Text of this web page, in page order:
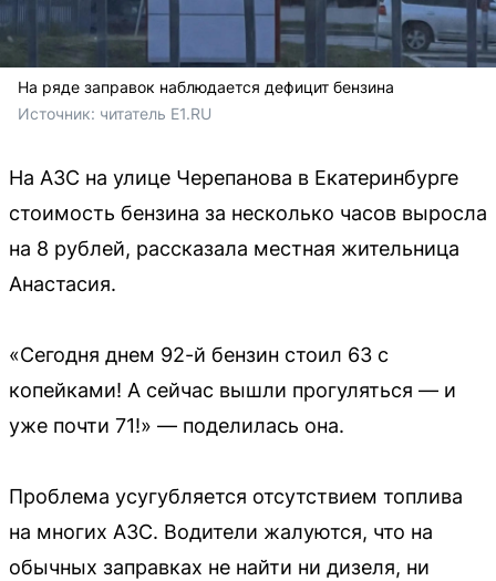
На ряде заправок наблюдается дефицит бензина
Источник: читатель E1.RU
На АЗС на улице Черепанова в Екатеринбурге
стоимость бензина за несколько часов выросла
на 8 рублей, рассказала местная жительница
Анастасия.
«Сегодня днем 92-й бензин стоил 63 с
копейками! А сейчас вышли прогуляться — и
уже почти 71!» — поделилась она.
Проблема усугубляется отсутствием топлива
на многих АЗС. Водители жалуются, что на
обычных заправках не найти ни дизеля, ни